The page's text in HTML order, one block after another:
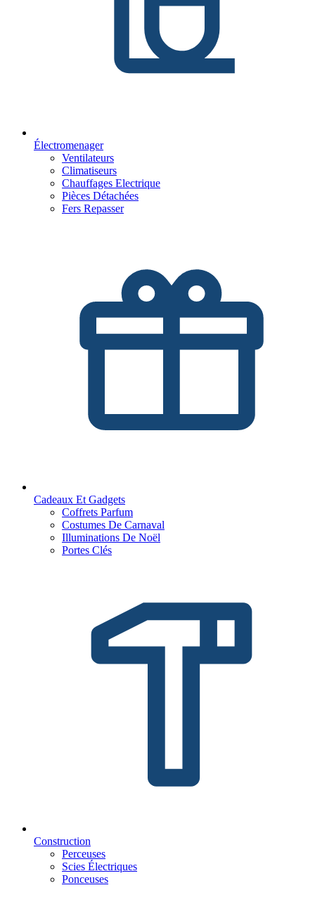
Électromenager
Ventilateurs
Climatiseurs
Chauffages Electrique
Pièces Détachées
Fers Repasser
Cadeaux Et Gadgets
Coffrets Parfum
Costumes De Carnaval
Illuminations De Noël
Portes Clés
Construction
Perceuses
Scies Électriques
Ponceuses